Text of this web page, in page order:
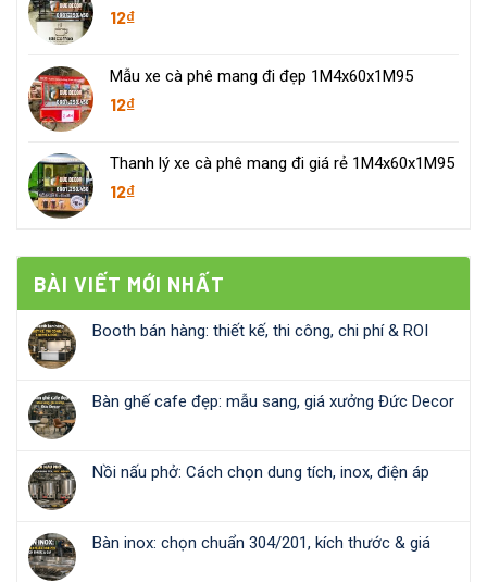
12₫
Mẫu xe cà phê mang đi đẹp 1M4x60x1M95
12₫
Thanh lý xe cà phê mang đi giá rẻ 1M4x60x1M95
12₫
BÀI VIẾT MỚI NHẤT
Booth bán hàng: thiết kế, thi công, chi phí & ROI
Bàn ghế cafe đẹp: mẫu sang, giá xưởng Đức Decor
Nồi nấu phở: Cách chọn dung tích, inox, điện áp
Bàn inox: chọn chuẩn 304/201, kích thước & giá